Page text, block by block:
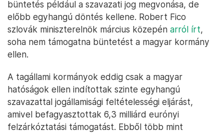
büntetés például a szavazati jog megvonása, de
előbb egyhangú döntés kellene. Robert Fico
szlovák miniszterelnök március közepén arról írt,
soha nem támogatna büntetést a magyar kormány
ellen.
A tagállami kormányok eddig csak a magyar
hatóságok ellen indítottak szinte egyhangú
szavazattal jogállamisági feltételességi eljárást,
amivel befagyasztottak 6,3 milliárd eurónyi
felzárkóztatási támogatást. Ebből több mint